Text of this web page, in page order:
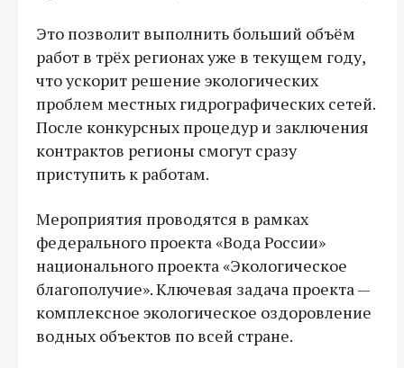
Это позволит выполнить больший объём
работ в трёх регионах уже в текущем году,
что ускорит решение экологических
проблем местных гидрографических сетей.
После конкурсных процедур и заключения
контрактов регионы смогут сразу
приступить к работам.
Мероприятия проводятся в рамках
федерального проекта «Вода России»
национального проекта «Экологическое
благополучие». Ключевая задача проекта —
комплексное экологическое оздоровление
водных объектов по всей стране.